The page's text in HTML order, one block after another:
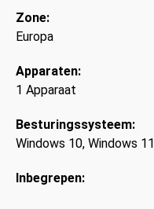
Zone:
Europa
Apparaten:
1 Apparaat
Besturingssysteem:
Windows 10, Windows 11
Inbegrepen: